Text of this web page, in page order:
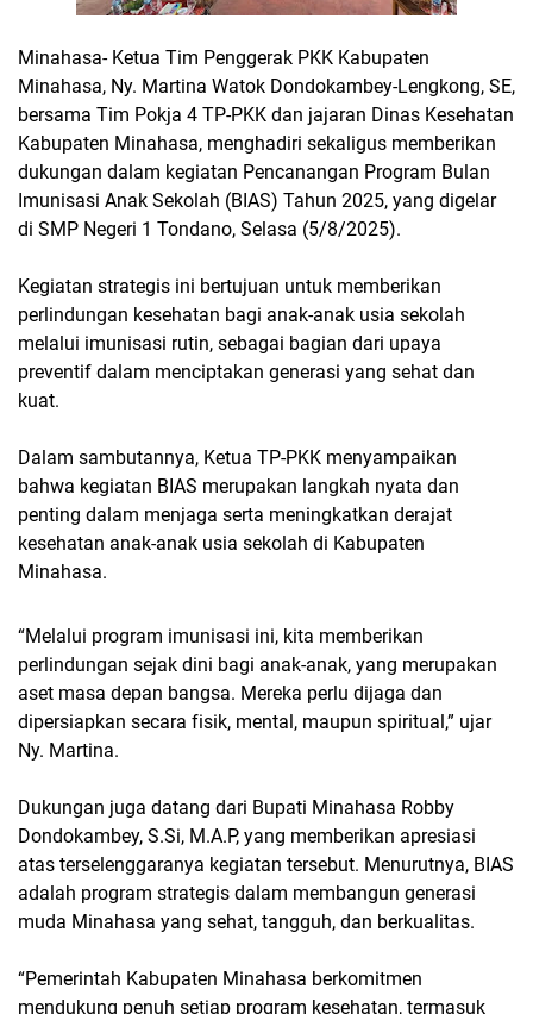
Minahasa- Ketua Tim Penggerak PKK Kabupaten
Minahasa, Ny. Martina Watok Dondokambey-Lengkong, SE,
bersama Tim Pokja 4 TP-PKK dan jajaran Dinas Kesehatan
Kabupaten Minahasa, menghadiri sekaligus memberikan
dukungan dalam kegiatan Pencanangan Program Bulan
Imunisasi Anak Sekolah (BIAS) Tahun 2025, yang digelar
di SMP Negeri 1 Tondano, Selasa (5/8/2025).
Kegiatan strategis ini bertujuan untuk memberikan
perlindungan kesehatan bagi anak-anak usia sekolah
melalui imunisasi rutin, sebagai bagian dari upaya
preventif dalam menciptakan generasi yang sehat dan
kuat.
Dalam sambutannya, Ketua TP-PKK menyampaikan
bahwa kegiatan BIAS merupakan langkah nyata dan
penting dalam menjaga serta meningkatkan derajat
kesehatan anak-anak usia sekolah di Kabupaten
Minahasa.
“Melalui program imunisasi ini, kita memberikan
perlindungan sejak dini bagi anak-anak, yang merupakan
aset masa depan bangsa. Mereka perlu dijaga dan
dipersiapkan secara fisik, mental, maupun spiritual,” ujar
Ny. Martina.
Dukungan juga datang dari Bupati Minahasa Robby
Dondokambey, S.Si, M.A.P, yang memberikan apresiasi
atas terselenggaranya kegiatan tersebut. Menurutnya, BIAS
adalah program strategis dalam membangun generasi
muda Minahasa yang sehat, tangguh, dan berkualitas.
“Pemerintah Kabupaten Minahasa berkomitmen
mendukung penuh setiap program kesehatan, termasuk